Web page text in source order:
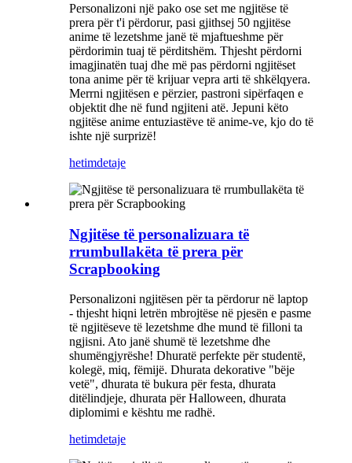
Personalizoni një pako ose set me ngjitëse të
prera për t'i përdorur, pasi gjithsej 50 ngjitëse
anime të lezetshme janë të mjaftueshme për
përdorimin tuaj të përditshëm. Thjesht përdorni
imagjinatën tuaj dhe më pas përdorni ngjitëset
tona anime për të krijuar vepra arti të shkëlqyera.
Merrni ngjitësen e përzier, pastroni sipërfaqen e
objektit dhe në fund ngjiteni atë. Jepuni këto
ngjitëse anime entuziastëve të anime-ve, kjo do të
ishte një surprizë!
hetimdetaje
Ngjitëse të personalizuara të
rrumbullakëta të prera për
Scrapbooking
Personalizoni ngjitësen për ta përdorur në laptop
- thjesht hiqni letrën mbrojtëse në pjesën e pasme
të ngjitëseve të lezetshme dhe mund të filloni ta
ngjisni. Ato janë shumë të lezetshme dhe
shumëngjyrëshe! Dhuratë perfekte për studentë,
kolegë, miq, fëmijë. Dhurata dekorative "bëje
vetë", dhurata të bukura për festa, dhurata
ditëlindjeje, dhurata për Halloween, dhurata
diplomimi e kështu me radhë.
hetimdetaje